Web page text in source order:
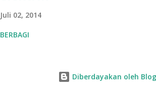
Juli 02, 2014
BERBAGI
Diberdayakan oleh